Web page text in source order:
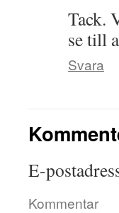
Tack.
se till
Svara
E-
Kommentar